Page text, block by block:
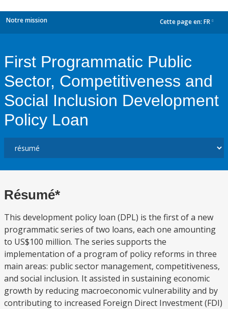
Notre mission Cette page en: FR
First Programmatic Public
Sector, Competitiveness and
Social Inclusion Development
Policy Loan
Résumé*
This development policy loan (DPL) is the first of a new
programmatic series of two loans, each one amounting
to US$100 million. The series supports the
implementation of a program of policy reforms in three
main areas: public sector management, competitiveness,
and social inclusion. It assisted in sustaining economic
growth by reducing macroeconomic vulnerability and by
contributing to increased Foreign Direct Investment (FDI)